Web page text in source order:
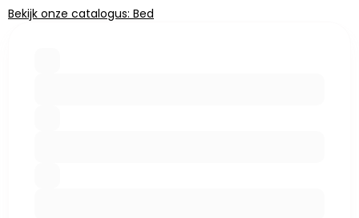
Bekijk onze catalogus: Bed